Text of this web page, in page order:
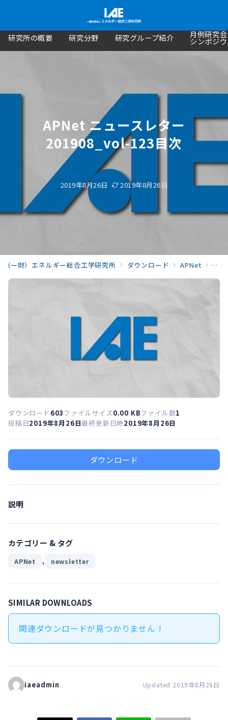
研究所の概要 研究分野 研究グループ紹介 月例研究
シンポジ
APNet ニュースレター
201908_vol-123目次
2019年8月26日 2019年8月26日
(一財）エネルギー総合工学研究所 ダウンロード APNet
ダウンロード 603 ファイルサイズ0.00 KBファイル数1
投稿日2019年8月26日最終更新日時2019年8月26日
ダウンロード
説明
カテゴリー & タグ
APNet , newsletter
SIMILAR DOWNLOADS
関連ダウンロードが見つかりません !
iaeadmin Updated 2019年8月26日